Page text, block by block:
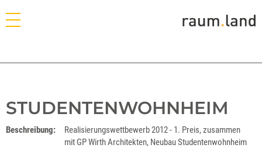
STUDENTENWOHNHEIM
Beschreibung:
Realisierungswettbewerb 2012 - 1. Preis, zusammen
mit GP Wirth Architekten, Neubau Studentenwohnheim